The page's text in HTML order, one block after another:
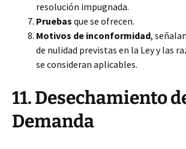
resolución impugnada.
Pruebas que se ofrecen.
Motivos de inconformidad,
de nulidad previstas en la Ley y las
se consideran aplicables.
11. Desechamiento
Demanda